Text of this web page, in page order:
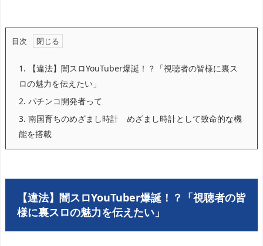
目次
1. 【違法】闇スロYouTuber爆誕！？「視聴者の皆様に裏ス
ロの魅力を伝えたい」
2. パチンコ開発者って
3. 南国育ちのめざまし時計 めざまし時計として致命的な機
能を搭載
【違法】闇スロYouTuber爆誕！？「視聴者の皆
様に裏スロの魅力を伝えたい」